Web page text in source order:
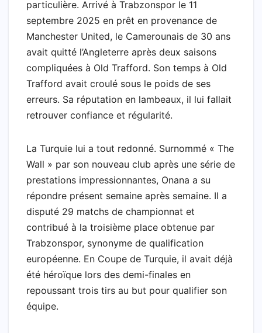
particulière. Arrivé à Trabzonspor le 11
septembre 2025 en prêt en provenance de
Manchester United, le Camerounais de 30 ans
avait quitté l’Angleterre après deux saisons
compliquées à Old Trafford. Son temps à Old
Trafford avait croulé sous le poids de ses
erreurs. Sa réputation en lambeaux, il lui fallait
retrouver confiance et régularité.
La Turquie lui a tout redonné. Surnommé « The
Wall » par son nouveau club après une série de
prestations impressionnantes, Onana a su
répondre présent semaine après semaine. Il a
disputé 29 matchs de championnat et
contribué à la troisième place obtenue par
Trabzonspor, synonyme de qualification
européenne. En Coupe de Turquie, il avait déjà
été héroïque lors des demi-finales en
repoussant trois tirs au but pour qualifier son
équipe.